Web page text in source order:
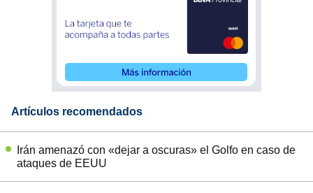
Artículos recomendados
Irán amenazó con «dejar a oscuras» el Golfo en caso de
ataques de EEUU